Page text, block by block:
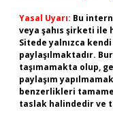
Yasal Uyarı: Bu
veya şahıs şirketi ile
Sitede yalnızca
paylaşılmaktadır.
taşımamakta olup,
paylaşım
benzerlikleri
taslak halindedir ve